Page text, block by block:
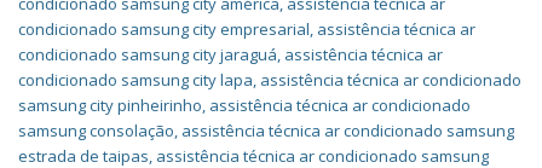
condicionado samsung city empresarial, assistência técnica ar
condicionado samsung city jaraguá, assistência técnica ar
condicionado samsung city lapa, assistência técnica ar condicionado
samsung city pinheirinho, assistência técnica ar condicionado
samsung consolação, assistência técnica ar condicionado samsung
estrada de taipas, assistência técnica ar condicionado samsung